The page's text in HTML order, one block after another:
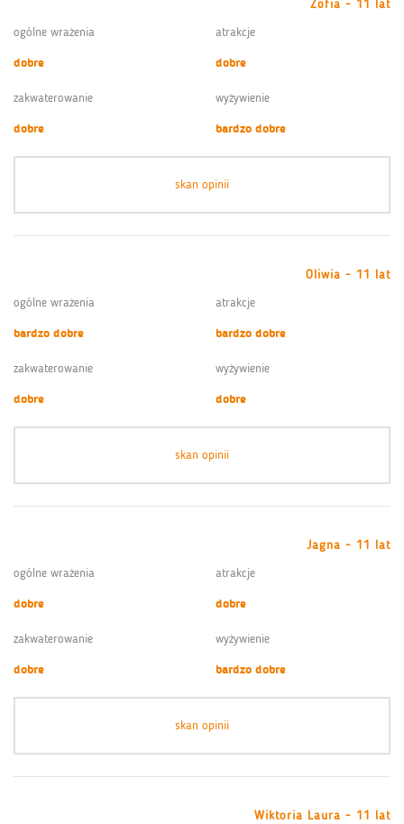
Zofia - 11 lat
ogólne wrażenia
dobre
atrakcje
dobre
zakwaterowanie
dobre
wyżywienie
bardzo dobre
skan opinii
Oliwia - 11 lat
ogólne wrażenia
bardzo dobre
atrakcje
bardzo dobre
zakwaterowanie
dobre
wyżywienie
dobre
skan opinii
Jagna - 11 lat
ogólne wrażenia
dobre
atrakcje
dobre
zakwaterowanie
dobre
wyżywienie
bardzo dobre
skan opinii
Wiktoria Laura - 11 lat